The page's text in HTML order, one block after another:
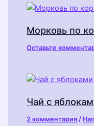
Морковь по
Оставьте
Чай с
2 комментария /